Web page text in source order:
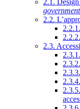
government
2.2.
2.3.